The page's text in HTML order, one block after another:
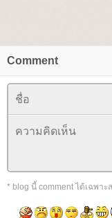
Comment
* blog นี้ comment ได้เฉพาะ